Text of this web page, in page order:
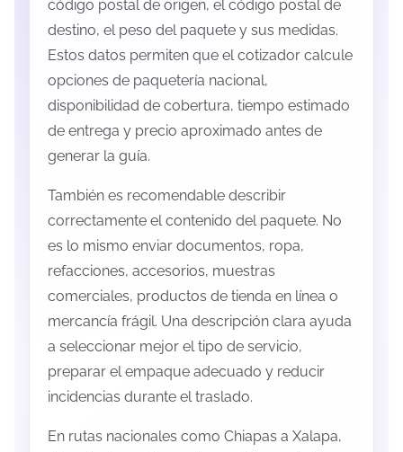
código postal de origen, el código postal de
destino, el peso del paquete y sus medidas.
Estos datos permiten que el cotizador calcule
opciones de paquetería nacional,
disponibilidad de cobertura, tiempo estimado
de entrega y precio aproximado antes de
generar la guía.
También es recomendable describir
correctamente el contenido del paquete. No
es lo mismo enviar documentos, ropa,
refacciones, accesorios, muestras
comerciales, productos de tienda en línea o
mercancía frágil. Una descripción clara ayuda
a seleccionar mejor el tipo de servicio,
preparar el empaque adecuado y reducir
incidencias durante el traslado.
En rutas nacionales como Chiapas a Xalapa,